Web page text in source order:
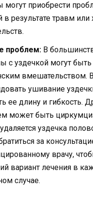
могут приобрести
в результате травм или
проблем: В
с уздечкой могут
вмешательством.
ушивание
ее длину и гибкость.
может быть
уздечка
за
врачу,
вариант лечения в
случае.